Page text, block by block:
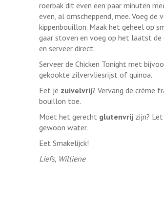
roerbak dit even een paar minuten
even, al omscheppend, mee. Voeg
kippenbouillon. Maak het geheel op
gaar stoven en voeg op het laatst
en serveer direct.
Serveer de Chicken Tonight met
gekookte zilvervliesrijst of quinoa.
Eet je zuivelvrij? Vervang de crème
bouillon toe.
Moet het gerecht glutenvrij zijn?
gewoon water.
Eet Smakelijck!
Liefs, Williene